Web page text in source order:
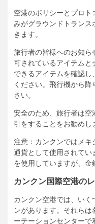
空港のポリシーとプロ
みがグラウンドトラン
きます。
旅行者の皆様へのお知
可されているアイテム
できるアイテムを確認し
ください。飛行機から
さい。
安全のため、旅行者は空
引をすることをお勧めし
注意：カンクンではメキ
通貨として使用されて
を使用していますが、金
カンクン国際空港の
カンクン空港では、いく
ンがあります。それら
ーテーションセンターで